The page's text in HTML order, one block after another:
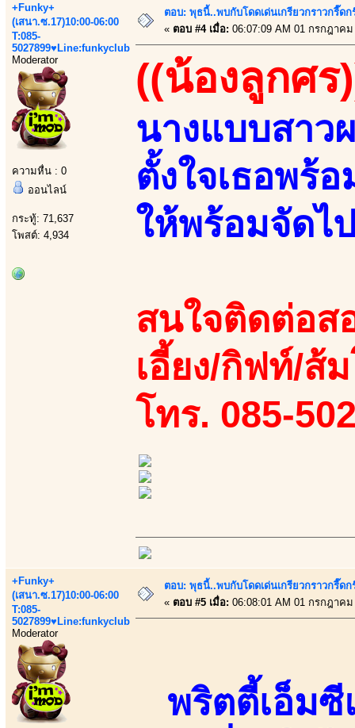
+Funky+
(เสนา.ซ.17)10:00-06:00
T:085-
5027899♥Line:funkyclub
Moderator
ความหื่น : 0
ออนไลน์
กระทู้: 71,637
โพสต์: 4,934
ตอบ: พุธนี้..พบกับโดดเด่นเกรียวกราวกรี๊
« ตอบ #4 เมื่อ: 06:07:09 AM 01 กรกฎาคม
((น้องลูกศร
นางแบบสาว
ตั้งใจเธอพร้
ให้พร้อมจัดไ
สนใจติดต่อส
เอี้ยง/กิฟท์/ส้
โทร. 085-
+Funky+
(เสนา.ซ.17)10:00-06:00
T:085-
5027899♥Line:funkyclub
Moderator
ตอบ: พุธนี้..พบกับโดดเด่นเกรียวกราวกรี๊
« ตอบ #5 เมื่อ: 06:08:01 AM 01 กรกฎาคม
พริตตี้เอ็ม